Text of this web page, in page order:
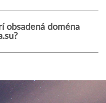
obsadená doména